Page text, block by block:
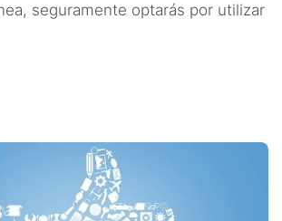
seguramente optarás por utilizar